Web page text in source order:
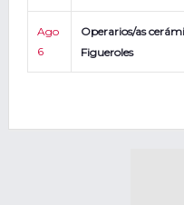
Ago
6
Operarios/as
Figueroles